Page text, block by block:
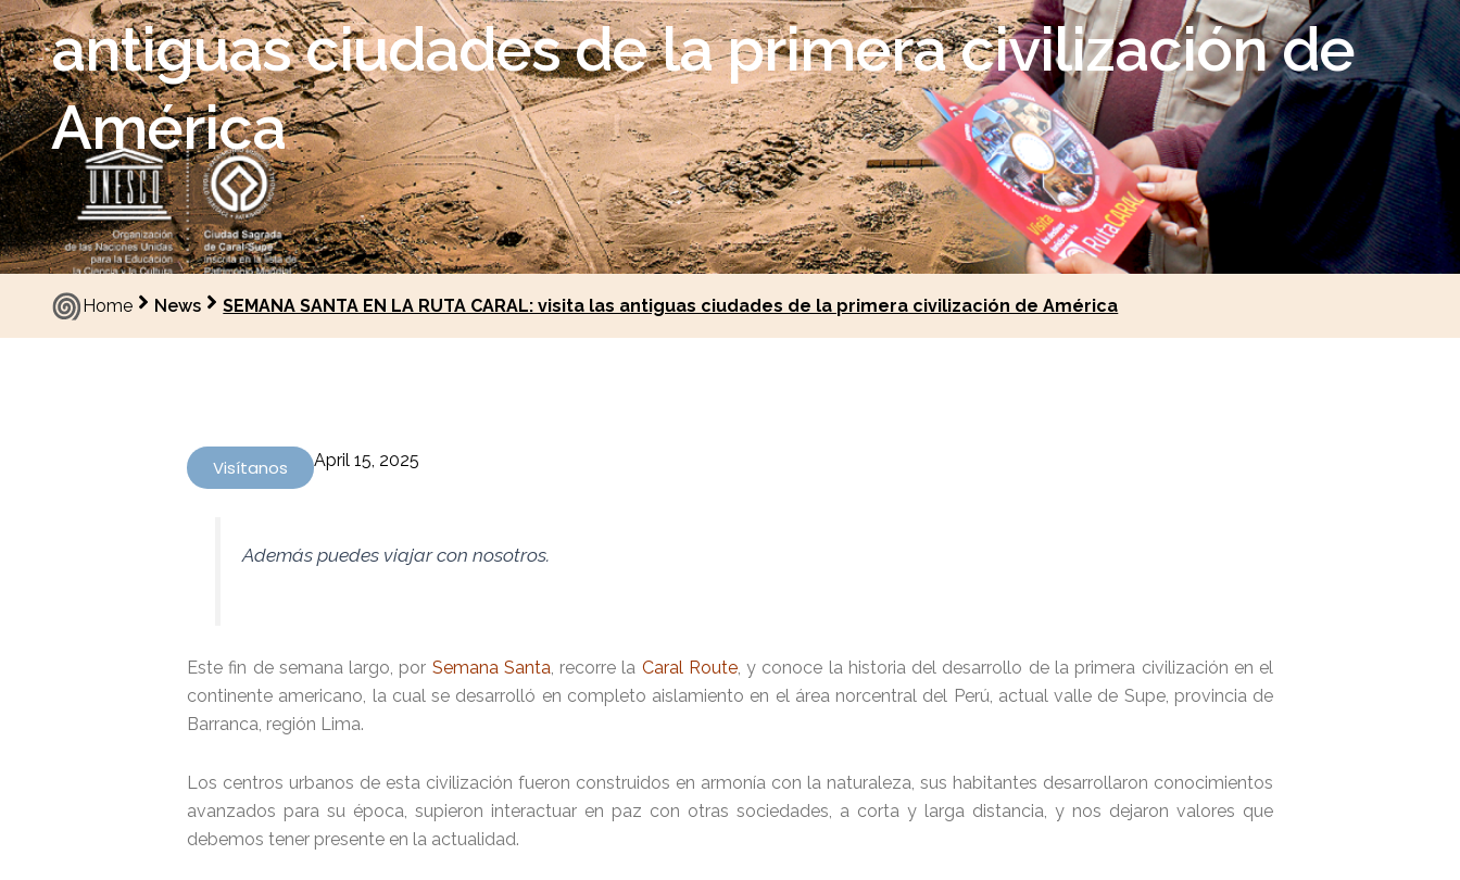
antiguas ciudades de la primera civilización de
América
Home News SEMANA SANTA EN LA RUTA CARAL: visita las antiguas ciudades de la primera civilización de América
Visítanos April 15, 2025
Además puedes viajar con nosotros.
Este fin de semana largo, por Semana Santa, recorre la Caral Route, y conoce la historia del desarrollo de la primera civilización en el
continente americano, la cual se desarrolló en completo aislamiento en el área norcentral del Perú, actual valle de Supe, provincia de
Barranca, región Lima.
Los centros urbanos de esta civilización fueron construidos en armonía con la naturaleza, sus habitantes desarrollaron conocimientos
avanzados para su época, supieron interactuar en paz con otras sociedades, a corta y larga distancia, y nos dejaron valores que
debemos tener presente en la actualidad.